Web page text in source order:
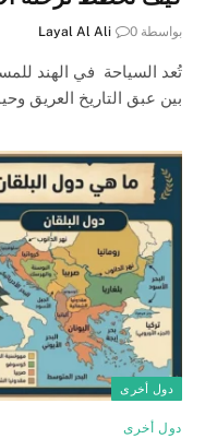
بواسطة Layal Al Ali 0
تُعد السياحة في الهند
بين عبق التاريخ العريق
دول أخرى
دول أخرى